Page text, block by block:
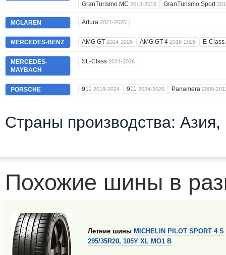
GranTurismo MC 2013-2019 GranTurismo Sport
MCLAREN Artura 2021-2026
MERCEDES-BENZ AMG GT 2024-2026 AMG GT 4 2018-2025 E-
MERCEDES-
MAYBACH
SL-Class 2024-2026
PORSCHE 911 2019-2024 911 2024-2026 Panamera 2009-
Страны производства: Азия,
Похожие шины в
Летние шины MICHELIN PILOT SPORT 4 S
295/35R20, 105Y XL MO1 B